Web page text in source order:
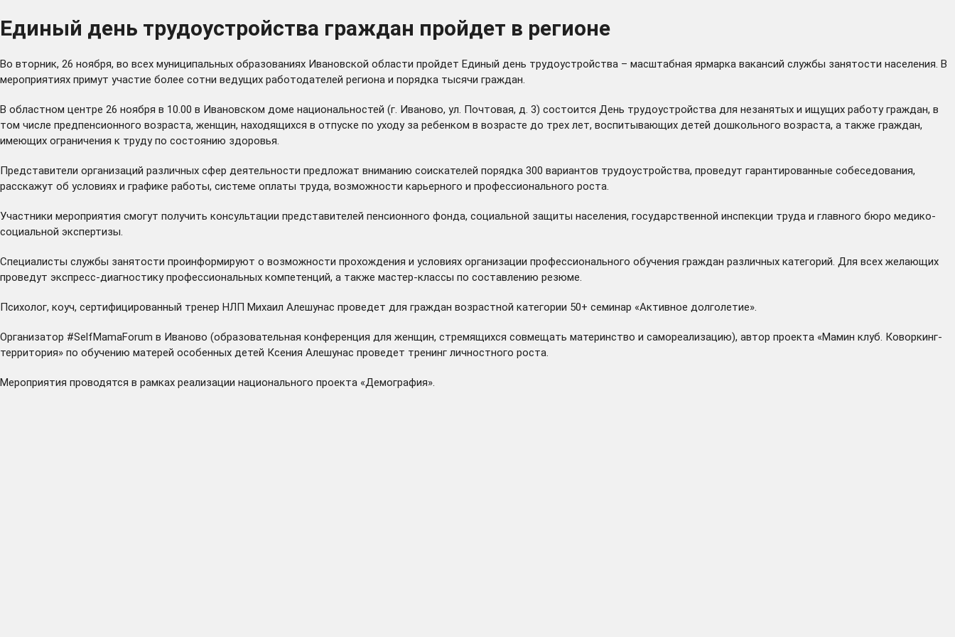
Единый день трудоустройства граждан пройдет в регионе
Во вторник, 26 ноября, во всех муниципальных образованиях Ивановской области пройдет Единый день трудоустройства – масштабная ярмарка вакансий службы занятости населения. В
мероприятиях примут участие более сотни ведущих работодателей региона и порядка тысячи граждан.
В областном центре 26 ноября в 10.00 в Ивановском доме национальностей (г. Иваново, ул. Почтовая, д. 3) состоится День трудоустройства для незанятых и ищущих работу граждан, в
том числе предпенсионного возраста, женщин, находящихся в отпуске по уходу за ребенком в возрасте до трех лет, воспитывающих детей дошкольного возраста, а также граждан,
имеющих ограничения к труду по состоянию здоровья.
Представители организаций различных сфер деятельности предложат вниманию соискателей порядка 300 вариантов трудоустройства, проведут гарантированные собеседования,
расскажут об условиях и графике работы, системе оплаты труда, возможности карьерного и профессионального роста.
Участники мероприятия смогут получить консультации представителей пенсионного фонда, социальной защиты населения, государственной инспекции труда и главного бюро медико-
социальной экспертизы.
Специалисты службы занятости проинформируют о возможности прохождения и условиях организации профессионального обучения граждан различных категорий. Для всех желающих
проведут экспресс-диагностику профессиональных компетенций, а также мастер-классы по составлению резюме.
Психолог, коуч, сертифицированный тренер НЛП Михаил Алешунас проведет для граждан возрастной категории 50+ семинар «Активное долголетие».
Организатор #SelfMamaForum в Иваново (образовательная конференция для женщин, стремящихся совмещать материнство и самореализацию), автор проекта «Мамин клуб. Коворкинг-
территория» по обучению матерей особенных детей Ксения Алешунас проведет тренинг личностного роста.
Мероприятия проводятся в рамках реализации национального проекта «Демография».